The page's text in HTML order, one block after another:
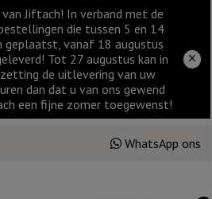
Jiftach! In verband met de
die tussen 5 en 14
geplaatst, vanaf 18 augustus
Tot 27 augustus kan in
de uitlevering van uw
dan dat u van ons gewend
een fijne zomer toegewenst!
WhatsApp ons